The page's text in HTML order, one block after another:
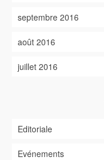
septembre 2016
août 2016
juillet 2016
Editoriale
Evénements